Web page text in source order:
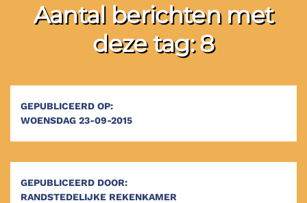
Aantal berichten met
deze tag: 8
GEPUBLICEERD OP:
WOENSDAG 23-09-2015
GEPUBLICEERD DOOR:
RANDSTEDELIJKE REKENKAMER